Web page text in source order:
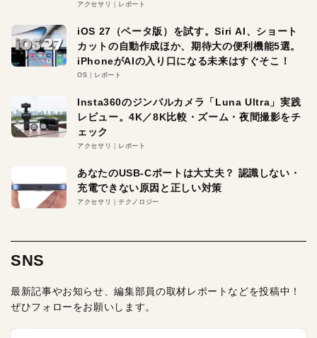
アクセサリ レポート
iOS 27（ベータ版）を試す。Siri AI、ショート
カットの自動作成ほか、期待大の便利機能5選。
iPhoneがAIの入り口になる未来はすぐそこ！
OS レポート
Insta360のジンバルカメラ「Luna Ultra」実践
レビュー。4K／8K比較・ズーム・夜間撮影をチ
ェック
アクセサリ レポート
あなたのUSB-Cポートは大丈夫？ 認識しない・
充電できない原因と正しい対策
アクセサリ テクノロジー
SNS
最新記事やお知らせ、編集部員の取材レポートなどを投稿中！
ぜひフォローをお願いします。